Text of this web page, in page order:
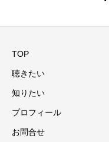
TOP
聴きたい
知りたい
プロフィール
お問合せ